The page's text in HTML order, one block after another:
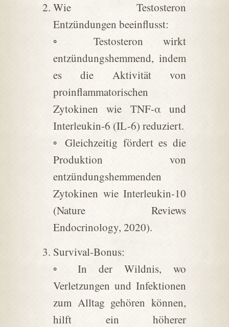
Wie Testosteron
Entzündungen beeinflusst:
◦ Testosteron wirkt
entzündungshemmend, indem
es die Aktivität von
proinflammatorischen
Zytokinen wie TNF-α und
Interleukin-6 (IL-6) reduziert.
◦ Gleichzeitig fördert es die
Produktion von
entzündungshemmenden
Zytokinen wie Interleukin-10
(Nature Reviews
Endocrinology, 2020).
Survival-Bonus:
◦ In der Wildnis, wo
Verletzungen und Infektionen
zum Alltag gehören können,
hilft ein höherer